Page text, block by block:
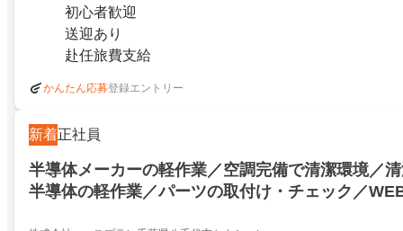
初心者歓迎
送迎あり
赴任旅費支給
かんたん応募登録エントリー
新着正社員
半導体メーカーの軽作業／空調完備で清潔環境／
半導体の軽作業／パーツの取付け・チェック／